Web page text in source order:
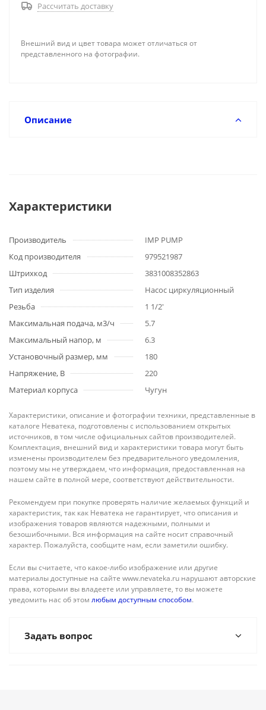
Рассчитать доставку
Внешний вид и цвет товара может отличаться от
представленного на фотографии.
Описание
Характеристики
Производитель
IMP PUMP
Код производителя
979521987
Штрихкод
3831008352863
Тип изделия
Насос циркуляционный
Резьба
1 1/2'
Максимальная подача, м3/ч
5.7
Максимальный напор, м
6.3
Установочный размер, мм
180
Напряжение, В
220
Материал корпуса
Чугун
Характеристики, описание и фотографии техники, представленные в
каталоге Неватека, подготовлены с использованием открытых
источников, в том числе официальных сайтов производителей.
Комплектация, внешний вид и характеристики товара могут быть
изменены производителем без предварительного уведомления,
поэтому мы не утверждаем, что информация, предоставленная на
нашем сайте в полной мере, соответствуют действительности.
Рекомендуем при покупке проверять наличие желаемых функций и
характеристик, так как Неватека не гарантирует, что описания и
изображения товаров являются надежными, полными и
безошибочными. Вся информация на сайте носит справочный
характер. Пожалуйста, сообщите нам, если заметили ошибку.
Если вы считаете, что какое-либо изображение или другие
материалы доступные на сайте www.nevateka.ru нарушают авторские
права, которыми вы владеете или управляете, то вы можете
уведомить нас об этом любым доступным способом.
Задать вопрос